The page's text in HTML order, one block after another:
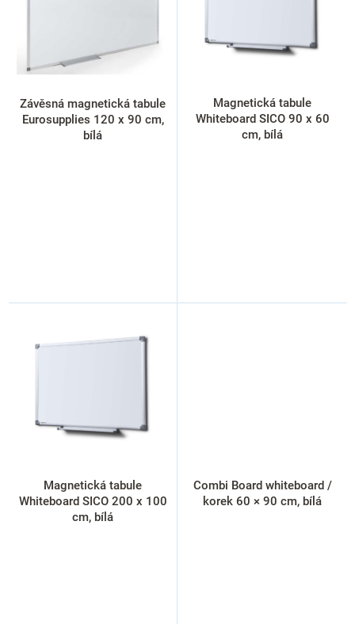
Závěsná magnetická tabule
Eurosupplies 120 x 90 cm,
bílá
Magnetická tabule
Whiteboard SICO 90 x 60
cm, bílá
Magnetická tabule
Whiteboard SICO 200 x 100
cm, bílá
Combi Board whiteboard /
korek 60 × 90 cm, bílá